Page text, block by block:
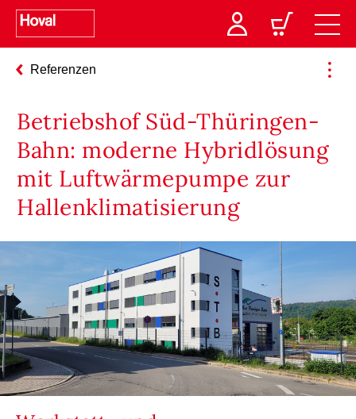
Referenzen
Betriebshof Süd-Thüringen-
Bahn: moderne Hybridlösung
mit Luftwärmepumpe zur
Hallenklimatisierung